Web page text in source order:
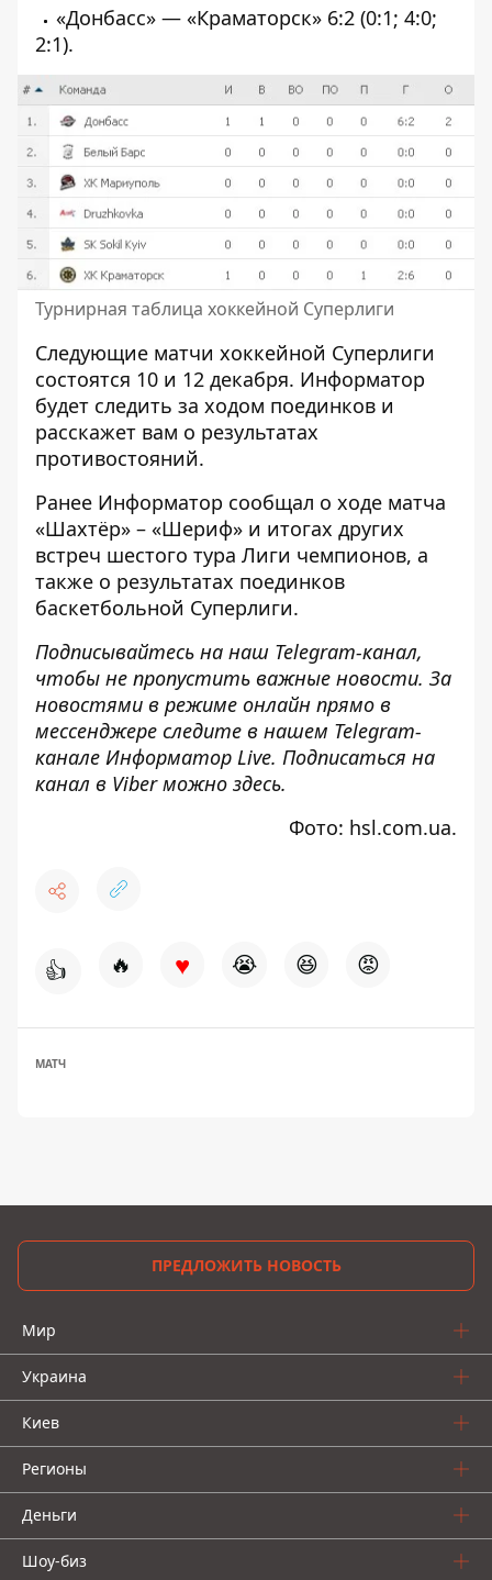
«Донбасс» — «Краматорск» 6:2 (0:1; 4:0;
2:1).
Турнирная таблица хоккейной Суперлиги
Следующие матчи хоккейной Суперлиги
состоятся 10 и 12 декабря. Информатор
будет следить за ходом поединков и
расскажет вам о результатах
противостояний.
Ранее Информатор сообщал о ходе матча
«Шахтёр» – «Шериф» и итогах других
встреч шестого тура Лиги чемпионов, а
также о результатах поединков
баскетбольной Суперлиги.
Подписывайтесь на наш Telegram-канал,
чтобы не пропустить важные новости. За
новостями в режиме онлайн прямо в
мессенджере следите в нашем Telegram-
канале Информатор Live. Подписаться на
канал в Viber можно здесь.
Фото: hsl.com.ua.
👍 🔥 ♥ 😭 😆 😡
МАТЧ
ПРЕДЛОЖИТЬ НОВОСТЬ
Мир
Украина
Киев
Регионы
Деньги
Шоу-биз